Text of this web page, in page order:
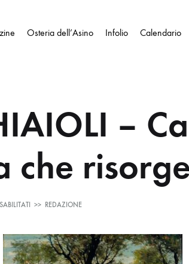
Osteria dell’Asino Infolio Calendario
–
che risorge
SU
–
CAPOLAVORI
DELL’ITALIA
>> REDAZIONE